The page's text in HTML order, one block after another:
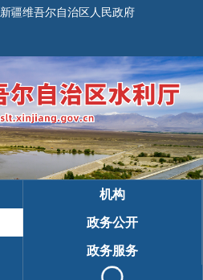
新疆维吾尔自治区人民政府
机构
政务公开
政务服务